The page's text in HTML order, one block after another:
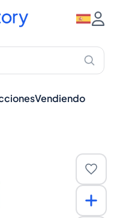
Vendiendo